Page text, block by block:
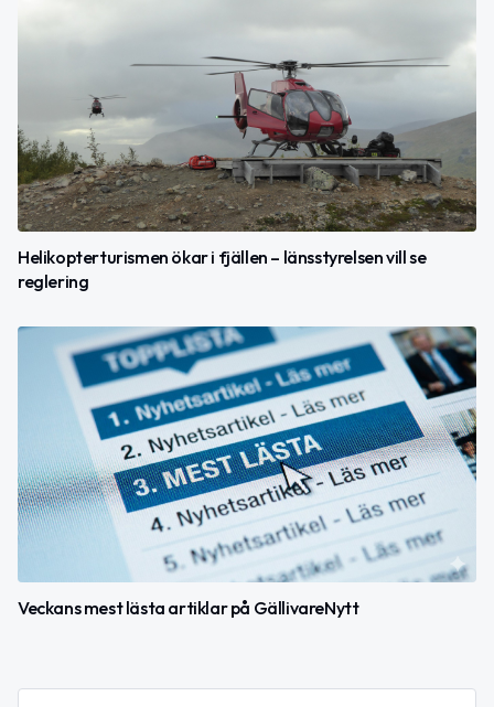
Helikopterturismen ökar i fjällen – länsstyrelsen vill se
reglering
Veckans mest lästa artiklar på GällivareNytt